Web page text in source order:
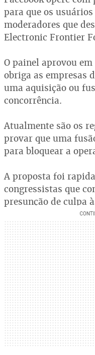
para que os
moderadores que
Electronic Frontier
O painel aprovou
obriga as empresas
uma aquisição ou
concorrência.
Atualmente são os
provar que uma
para bloquear a
A proposta foi
congressistas que
presunção de culpa